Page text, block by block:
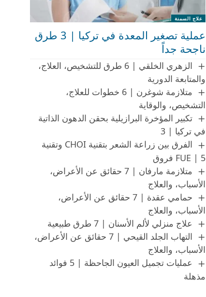
علاج السمنة
عملية تصغير المعدة في تركيا | 3 طرق
ناجحة جداً
الزهري الخلقي | 6 طرق للتشخيص، العلاج،
والمتابعة الدورية
متلازمة شوغرن | 6 خطوات للعلاج،
التشخيص، والوقاية
تكبير المؤخرة البرازيلية بحقن الدهون الذاتية
في تركيا | 3
الفرق بين زراعة الشعر بتقنية CHOI وتقنية
FUE | 5 فروق
متلازمة مارفان | 7 حقائق عن الأعراض،
الأسباب، والعلاج
حمامي عقدة | 7 حقائق عن الأعراض،
الأسباب، والعلاج
علاج منزلي لألم الأسنان | 7 طرق طبيعية
التهاب الجلد القيحي | 7 حقائق عن الأعراض،
الأسباب، والعلاج
عمليات تجميل العيون الجاحظة | 5 فوائد
مذهلة